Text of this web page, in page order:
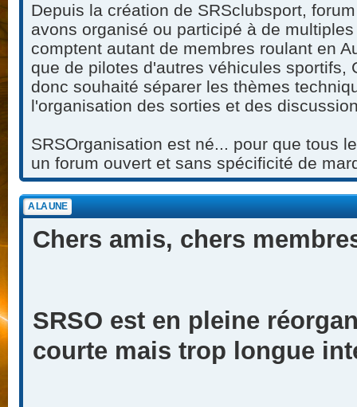
Depuis la création de SRSclubsport,
avons organisé ou participé à de
comptent autant de membres roulant en
que de pilotes d'autres véhicules sportifs,
donc souhaité séparer les thèmes
l'organisation des sorties et des
SRSOrganisation est né... pour que tous
un forum ouvert et sans spécificité de
A LA UNE
Chers amis, chers
SRSO est en pleine
courte mais trop longue